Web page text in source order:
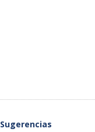
Sugerencias